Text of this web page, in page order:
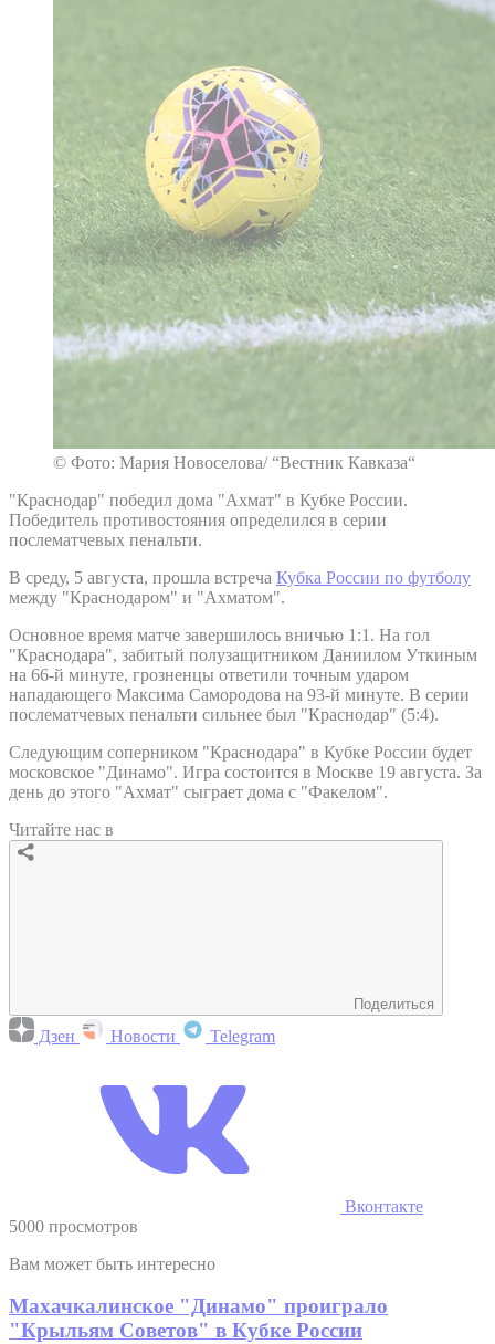
© Фото: Мария Новоселова/ “Вестник Кавказа“
"Краснодар" победил дома "Ахмат" в Кубке России.
Победитель противостояния определился в серии
послематчевых пенальти.
В среду, 5 августа, прошла встреча Кубка России по футболу
между "Краснодаром" и "Ахматом".
Основное время матче завершилось вничью 1:1. На гол
"Краснодара", забитый полузащитником Даниилом Уткиным
на 66-й минуте, грозненцы ответили точным ударом
нападающего Максима Самородова на 93-й минуте. В серии
послематчевых пенальти сильнее был "Краснодар" (5:4).
Следующим соперником "Краснодара" в Кубке России будет
московское "Динамо". Игра состоится в Москве 19 августа. За
день до этого "Ахмат" сыграет дома с "Факелом".
Читайте нас в
Поделиться
Дзен Новости Telegram
Вконтакте
5000 просмотров
Вам может быть интересно
Махачкалинское "Динамо" проиграло
"Крыльям Советов" в Кубке России